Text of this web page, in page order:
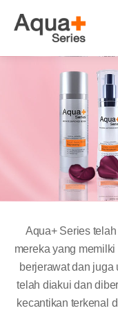
Aqua+ Series
mereka yang
berjerawat dan juga
telah diakui dan
kecantikan terkenal